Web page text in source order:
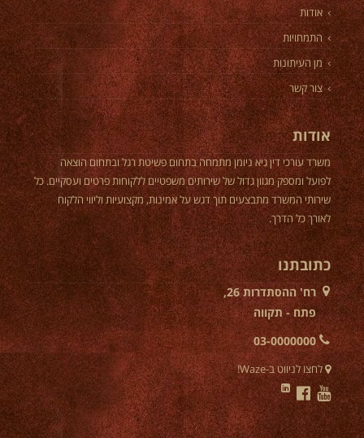
אודות
התמחויות
מן העיתונות
צור קשר
אודות
משרד עורכי דין גיא ניומן מתמחה בתחום פשיטת רגל ובתחום הוצאה
לפועל ומספק מגוון גדול של שירותים משפטיים ללקוחות פרטים ועסקיים. כל
שירותי המשרד מתבצעים תוך דגש על אמינות, מקצועיות וליווי הלקוח
לאורך כל הדרך.
כתובתנו
רח' ההסתדרות 26,
פתח - תקווה
03-0000000
לחצו לניווט ב-Waze!